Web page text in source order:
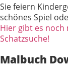
Sie feiern
schönes Spiel
Hier gibt es noch
Schatzsuche!
Malbuch